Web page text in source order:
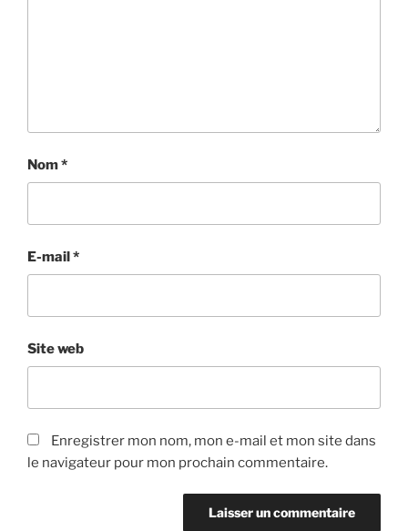
Nom*
E-mail*
Site web
Enregistrer mon nom, mon e-mail et mon site dans
le navigateur pour mon prochain commentaire.